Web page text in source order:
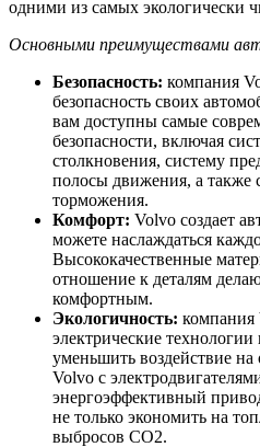
одними из самых экологически
Основными преимуществами
Безопасность: компания
безопасность своих
вам доступны самые
безопасности, включая
столкновения, систему
полосы движения, а также
торможения.
Комфорт: Volvo создает
можете наслаждаться
Высококачественные
отношение к деталям
комфортным.
Экологичность: компания
электрические
уменьшить воздействие
Volvo с
энергоэффективный
не только экономить на
выбросов CO2.